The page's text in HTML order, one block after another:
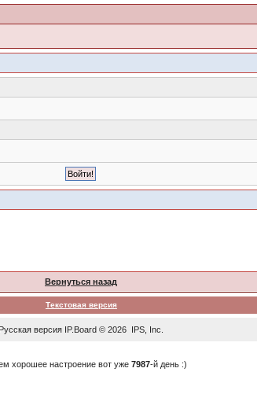
Вернуться назад
Текстовая версия
Русская версия IP.Board© 2026 IPS, Inc
хорошее настроение вот уже7987-й день :)